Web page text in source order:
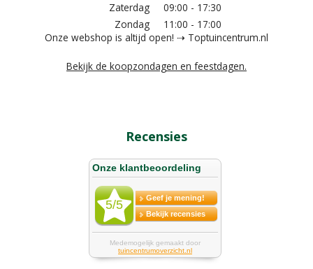
Zaterdag
09:00 - 17:30
Zondag
11:00 - 17:00
Onze webshop is altijd open! ⇢ Toptuincentrum.nl
Bekijk de koopzondagen en feestdagen.
Recensies